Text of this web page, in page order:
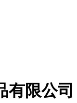
有限公司